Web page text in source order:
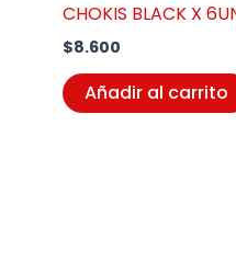
CHOKIS BLACK X
$8.600
Añadir al carrito